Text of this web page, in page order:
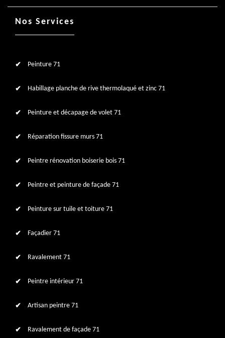
Nos Services
Peinture 71
Habillage planche de rive thermolaqué et zinc 71
Peinture et décapage de volet 71
Réparation fissure murs 71
Peintre rénovation boiserie bois 71
Peintre et peinture de façade 71
Peinture sur tuile et toiture 71
Façadier 71
Ravalement 71
Peintre intérieur 71
Artisan peintre 71
Ravalement de façade 71